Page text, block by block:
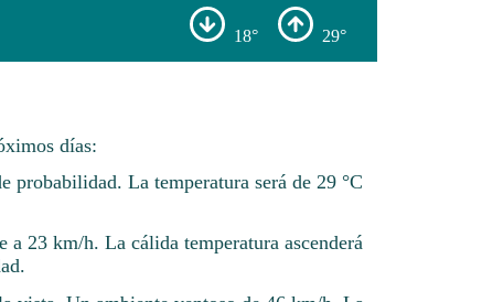
18° 29°
días:
probabilidad. La temperatura será de 29 °C
23 km/h. La cálida temperatura ascenderá